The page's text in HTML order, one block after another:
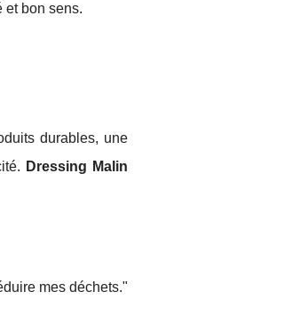
et bon sens.
durables, une
Dressing Malin
mes déchets."